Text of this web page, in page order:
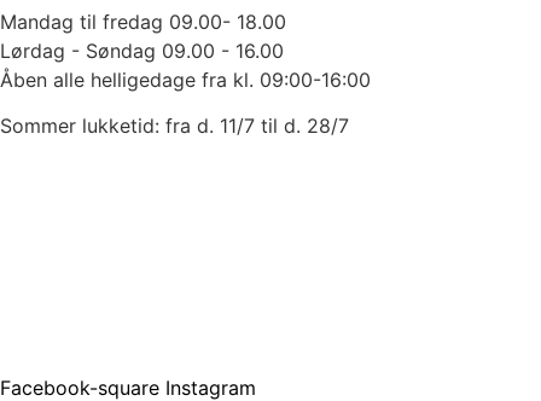
Mandag til fredag 09.00- 18.00
Lørdag - Søndag 09.00 - 16.00
Åben alle helligedage fra kl. 09:00-16:00
Sommer lukketid: fra d. 11/7 til d. 28/7
Facebook-square Instagram